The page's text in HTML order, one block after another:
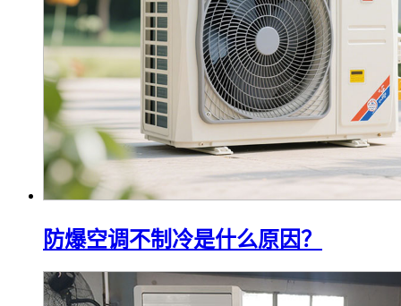
防爆空调不制冷是什么原因？